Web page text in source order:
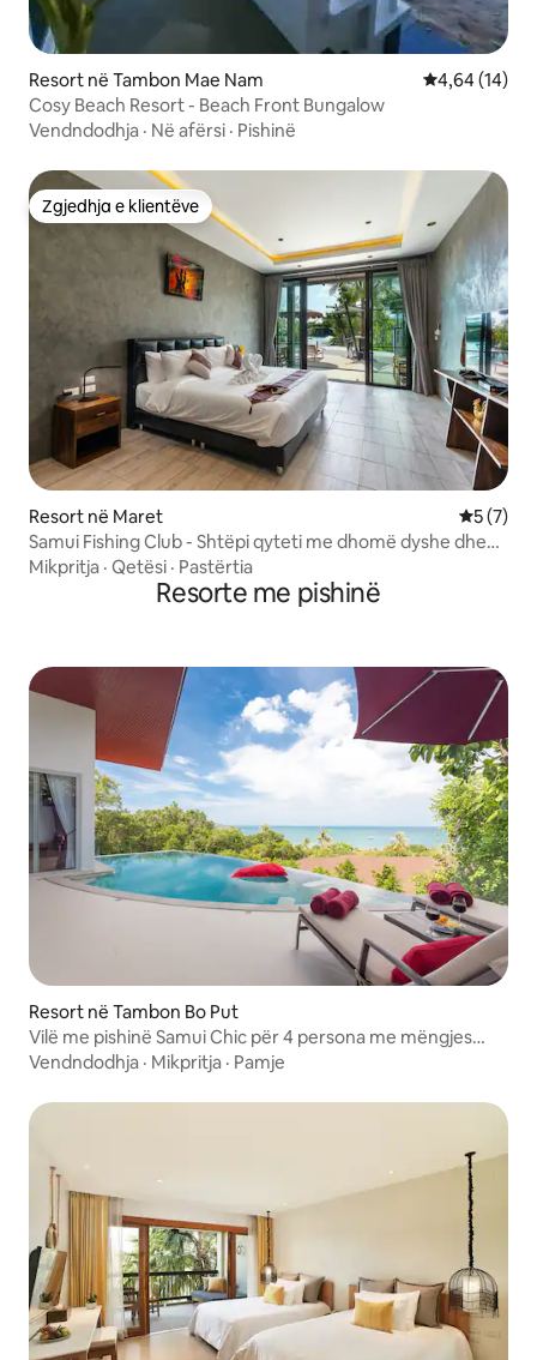
Resort në Tambon Mae Nam Vlerësimi
4,64 (14)
Cosy Beach Resort - Beach Front Bungalow
Vendndodhja · Në afërsi · Pishinë
Zgjedhja e klientëve
Zgjedhja e klientëve
Resort në Maret
5 (7)
Samui Fishing Club - Shtëpi qyteti me dhomë dyshe dhe
mëngjes dhe darkë
Mikpritja · Qetësi · Pastërtia
Resorte me pishinë
Resort në Tambon Bo Put
Vilë me pishinë Samui Chic për 4 persona me mëngjes
falas
Vendndodhja · Mikpritja · Pamje